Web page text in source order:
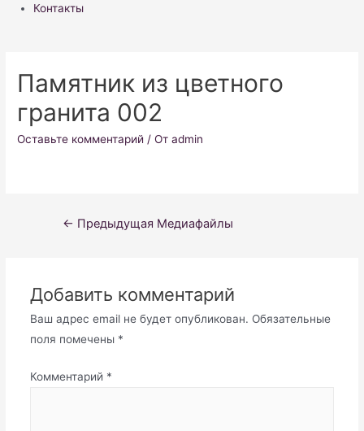
Контакты
Памятник из цветного
гранита 002
Оставьте комментарий / От admin
Навигация
← Предыдущая Медиафайлы
Добавить комментарий
Ваш адрес email не будет опубликован. Обязательные
поля помечены *
Комментарий *